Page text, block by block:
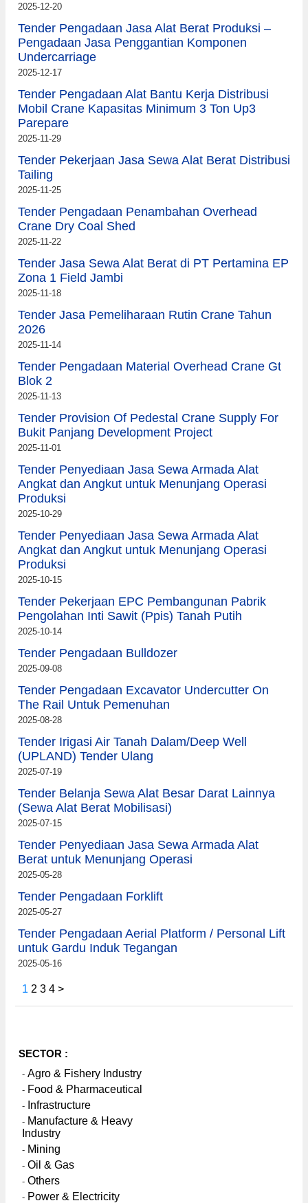
SECTOR :
- Agro & Fishery Industry
- Food & Pharmaceutical
- Infrastructure
- Manufacture & Heavy
Industry
- Mining
- Oil & Gas
- Others
- Power & Electricity
2025-12-20
Tender Pengadaan Jasa Alat Berat Produksi –
Pengadaan Jasa Penggantian Komponen
Undercarriage
2025-12-17
Tender Pengadaan Alat Bantu Kerja Distribusi
Mobil Crane Kapasitas Minimum 3 Ton Up3
Parepare
2025-11-29
Tender Pekerjaan Jasa Sewa Alat Berat Distribusi
Tailing
2025-11-25
Tender Pengadaan Penambahan Overhead
Crane Dry Coal Shed
2025-11-22
Tender Jasa Sewa Alat Berat di PT Pertamina EP
Zona 1 Field Jambi
2025-11-18
Tender Jasa Pemeliharaan Rutin Crane Tahun
2026
2025-11-14
Tender Pengadaan Material Overhead Crane Gt
Blok 2
2025-11-13
Tender Provision Of Pedestal Crane Supply For
Bukit Panjang Development Project
2025-11-01
Tender Penyediaan Jasa Sewa Armada Alat
Angkat dan Angkut untuk Menunjang Operasi
Produksi
2025-10-29
Tender Penyediaan Jasa Sewa Armada Alat
Angkat dan Angkut untuk Menunjang Operasi
Produksi
2025-10-15
Tender Pekerjaan EPC Pembangunan Pabrik
Pengolahan Inti Sawit (Ppis) Tanah Putih
2025-10-14
Tender Pengadaan Bulldozer
2025-09-08
Tender Pengadaan Excavator Undercutter On
The Rail Untuk Pemenuhan
2025-08-28
Tender Irigasi Air Tanah Dalam/Deep Well
(UPLAND) Tender Ulang
2025-07-19
Tender Belanja Sewa Alat Besar Darat Lainnya
(Sewa Alat Berat Mobilisasi)
2025-07-15
Tender Penyediaan Jasa Sewa Armada Alat
Berat untuk Menunjang Operasi
2025-05-28
Tender Pengadaan Forklift
2025-05-27
Tender Pengadaan Aerial Platform / Personal Lift
untuk Gardu Induk Tegangan
2025-05-16
1 2 3 4 >